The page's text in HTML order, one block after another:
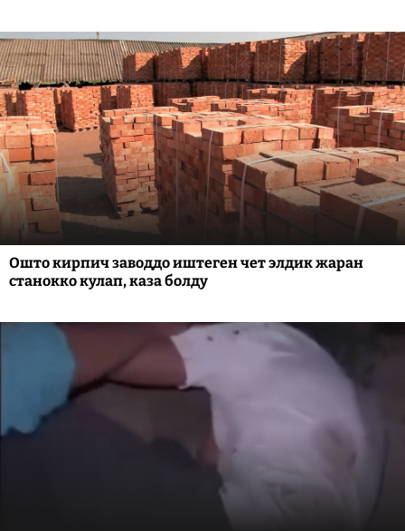
Ошто кирпич заводдо иштеген чет элдик жаран
станокко кулап, каза болду